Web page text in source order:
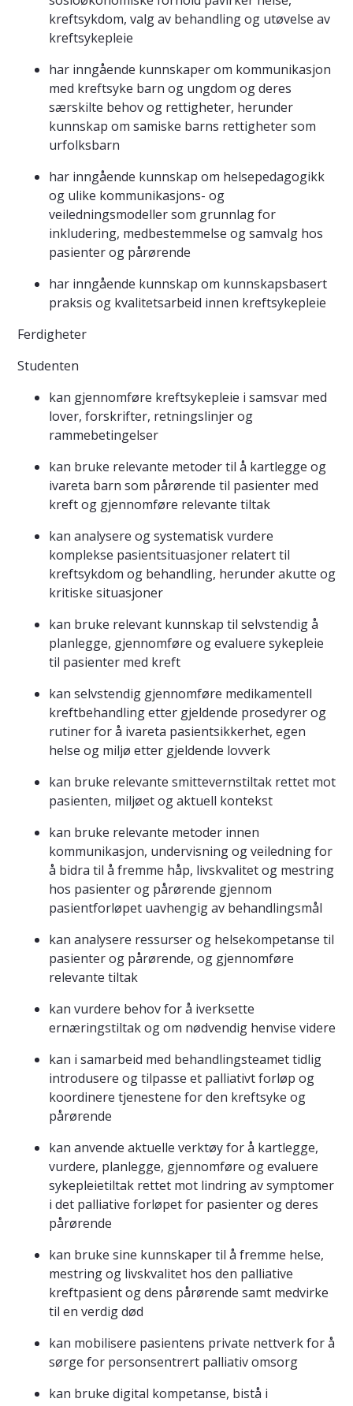
kreftsykdom, valg av behandling og utøvelse av
kreftsykepleie
har inngående kunnskaper om kommunikasjon
med kreftsyke barn og ungdom og deres
særskilte behov og rettigheter, herunder
kunnskap om samiske barns rettigheter som
urfolksbarn
har inngående kunnskap om helsepedagogikk
og ulike kommunikasjons- og
veiledningsmodeller som grunnlag for
inkludering, medbestemmelse og samvalg hos
pasienter og pårørende
har inngående kunnskap om kunnskapsbasert
praksis og kvalitetsarbeid innen kreftsykepleie
Ferdigheter
Studenten
kan gjennomføre kreftsykepleie i samsvar med
lover, forskrifter, retningslinjer og
rammebetingelser
kan bruke relevante metoder til å kartlegge og
ivareta barn som pårørende til pasienter med
kreft og gjennomføre relevante tiltak
kan analysere og systematisk vurdere
komplekse pasientsituasjoner relatert til
kreftsykdom og behandling, herunder akutte og
kritiske situasjoner
kan bruke relevant kunnskap til selvstendig å
planlegge, gjennomføre og evaluere sykepleie
til pasienter med kreft
kan selvstendig gjennomføre medikamentell
kreftbehandling etter gjeldende prosedyrer og
rutiner for å ivareta pasientsikkerhet, egen
helse og miljø etter gjeldende lovverk
kan bruke relevante smittevernstiltak rettet mot
pasienten, miljøet og aktuell kontekst
kan bruke relevante metoder innen
kommunikasjon, undervisning og veiledning for
å bidra til å fremme håp, livskvalitet og mestring
hos pasienter og pårørende gjennom
pasientforløpet uavhengig av behandlingsmål
kan analysere ressurser og helsekompetanse til
pasienter og pårørende, og gjennomføre
relevante tiltak
kan vurdere behov for å iverksette
ernæringstiltak og om nødvendig henvise videre
kan i samarbeid med behandlingsteamet tidlig
introdusere og tilpasse et palliativt forløp og
koordinere tjenestene for den kreftsyke og
pårørende
kan anvende aktuelle verktøy for å kartlegge,
vurdere, planlegge, gjennomføre og evaluere
sykepleietiltak rettet mot lindring av symptomer
i det palliative forløpet for pasienter og deres
pårørende
kan bruke sine kunnskaper til å fremme helse,
mestring og livskvalitet hos den palliative
kreftpasient og dens pårørende samt medvirke
til en verdig død
kan mobilisere pasientens private nettverk for å
sørge for personsentrert palliativ omsorg
kan bruke digital kompetanse, bistå i